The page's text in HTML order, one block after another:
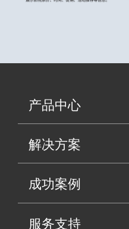
产品中心
解决方案
成功案例
服务支持